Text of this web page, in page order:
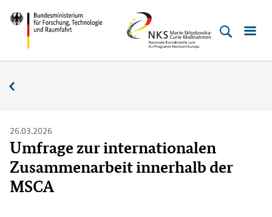
Direkt
zum
Inhalt
(Eingabetaste)
Direkt
zum
Hauptmenu
(Eingabetaste)
Direkt
zur
Suche
(Eingabetaste)
Direkt
zur
Fußleiste
(Enter)
Bundesministerium
und
NKS
MSC
26.03.2026
Umfrage zur internationalen
Zusammenarbeit innerhalb der
MSCA